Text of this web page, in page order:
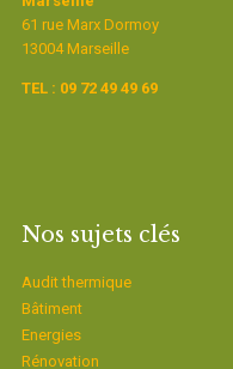
61 rue Marx Dormoy
13004 Marseille
TEL : 09 72 49 49 69
Nos sujets clés
Audit thermique
Bâtiment
Energies
Rénovation